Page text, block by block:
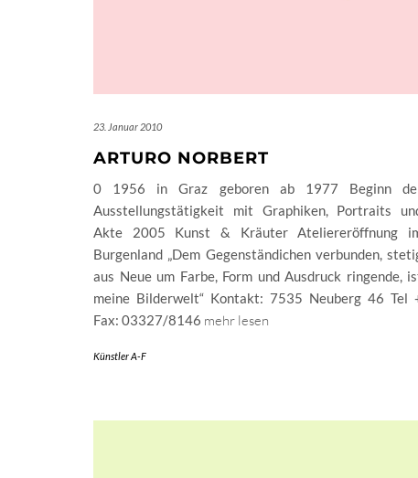
23. Januar 2010
ARTURO NORBERT
0 1956 in Graz geboren ab 1977 Beginn
Ausstellungstätigkeit mit Graphiken, Portraits
Akte 2005 Kunst & Kräuter Ateliereröffnung
Burgenland „Dem Gegenständichen verbunden,
aus Neue um Farbe, Form und Ausdruck ringende,
meine Bilderwelt“ Kontakt: 7535 Neuberg 46 Tel
Fax: 03327/8146 mehr lesen
Künstler A-F